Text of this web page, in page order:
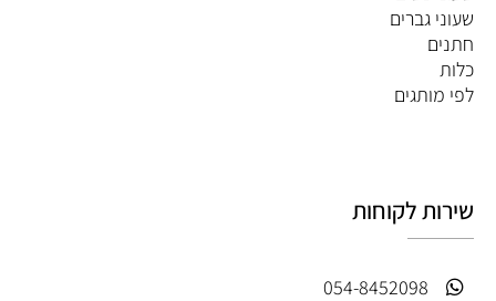
שעוני גברים
חתנים
כלות
לפי מותגים
שירות לקוחות
054-8452098